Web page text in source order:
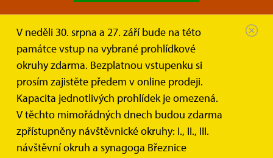
V neděli 30. srpna a 27. září bude na této
památce vstup na vybrané prohlídkové
okruhy zdarma. Bezplatnou vstupenku si
prosím zajistěte předem v online prodeji.
Kapacita jednotlivých prohlídek je omezená.
V těchto mimořádných dnech budou zdarma
zpřístupněny návštěvnické okruhy: I., II., III.
návštěvní okruh a synagoga Březnice
Březnice O zámku
Státní zámek Březnice
Národní kulturní památka spravovaná Národním
památkovým ústavem